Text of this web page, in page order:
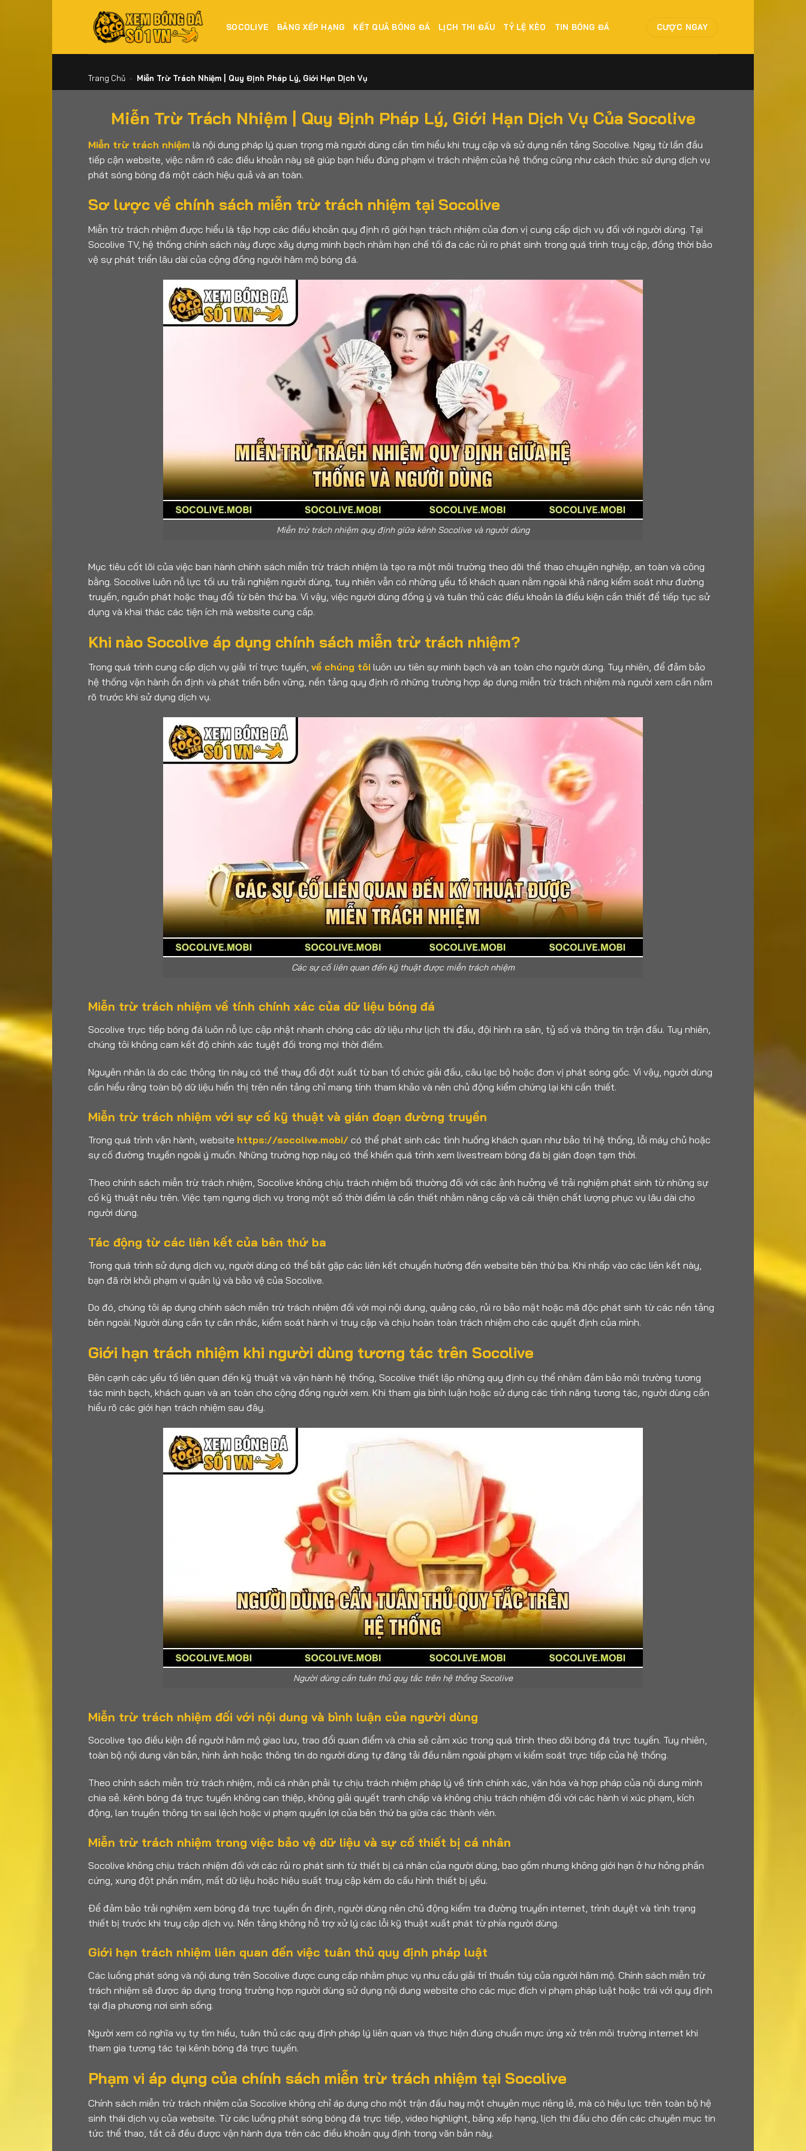
dung
SOCOLIVE BẢNG XẾP HẠNG KẾT QUẢ BÓNG ĐÁ LỊCH THI ĐẤU TỶ LỆ KÈO TIN BÓNG ĐÁ CƯỢC NGAY
Trang Chủ - Miễn Trừ Trách Nhiệm | Quy Định Pháp Lý, Giới Hạn Dịch Vụ
Miễn Trừ Trách Nhiệm | Quy Định Pháp Lý, Giới Hạn Dịch Vụ Của Socolive
Miễn trừ trách nhiệm là nội dung pháp lý quan trọng mà người dùng cần tìm hiểu khi truy cập và sử dụng nền tảng Socolive. Ngay từ lần đầu
tiếp cận website, việc nắm rõ các điều khoản này sẽ giúp bạn hiểu đúng phạm vi trách nhiệm của hệ thống cũng như cách thức sử dụng dịch vụ
phát sóng bóng đá một cách hiệu quả và an toàn.
Sơ lược về chính sách miễn trừ trách nhiệm tại Socolive
Miễn trừ trách nhiệm được hiểu là tập hợp các điều khoản quy định rõ giới hạn trách nhiệm của đơn vị cung cấp dịch vụ đối với người dùng. Tại
Socolive TV, hệ thống chính sách này được xây dựng minh bạch nhằm hạn chế tối đa các rủi ro phát sinh trong quá trình truy cập, đồng thời bảo
vệ sự phát triển lâu dài của cộng đồng người hâm mộ bóng đá.
Miễn trừ trách nhiệm quy định giữa kênh Socolive và người dùng
Mục tiêu cốt lõi của việc ban hành chính sách miễn trừ trách nhiệm là tạo ra một môi trường theo dõi thể thao chuyên nghiệp, an toàn và công
bằng. Socolive luôn nỗ lực tối ưu trải nghiệm người dùng, tuy nhiên vẫn có những yếu tố khách quan nằm ngoài khả năng kiểm soát như đường
truyền, nguồn phát hoặc thay đổi từ bên thứ ba. Vì vậy, việc người dùng đồng ý và tuân thủ các điều khoản là điều kiện cần thiết để tiếp tục sử
dụng và khai thác các tiện ích mà website cung cấp.
Khi nào Socolive áp dụng chính sách miễn trừ trách nhiệm?
Trong quá trình cung cấp dịch vụ giải trí trực tuyến, về chúng tôi luôn ưu tiên sự minh bạch và an toàn cho người dùng. Tuy nhiên, để đảm bảo
hệ thống vận hành ổn định và phát triển bền vững, nền tảng quy định rõ những trường hợp áp dụng miễn trừ trách nhiệm mà người xem cần nắm
rõ trước khi sử dụng dịch vụ.
Các sự cố liên quan đến kỹ thuật được miễn trách nhiệm
Miễn trừ trách nhiệm về tính chính xác của dữ liệu bóng đá
Socolive trực tiếp bóng đá luôn nỗ lực cập nhật nhanh chóng các dữ liệu như lịch thi đấu, đội hình ra sân, tỷ số và thông tin trận đấu. Tuy nhiên,
chúng tôi không cam kết độ chính xác tuyệt đối trong mọi thời điểm.
Nguyên nhân là do các thông tin này có thể thay đổi đột xuất từ ban tổ chức giải đấu, câu lạc bộ hoặc đơn vị phát sóng gốc. Vì vậy, người dùng
cần hiểu rằng toàn bộ dữ liệu hiển thị trên nền tảng chỉ mang tính tham khảo và nên chủ động kiểm chứng lại khi cần thiết.
Miễn trừ trách nhiệm với sự cố kỹ thuật và gián đoạn đường truyền
Trong quá trình vận hành, website https://socolive.mobi/ có thể phát sinh các tình huống khách quan như bảo trì hệ thống, lỗi máy chủ hoặc
sự cố đường truyền ngoài ý muốn. Những trường hợp này có thể khiến quá trình xem livestream bóng đá bị gián đoạn tạm thời.
Theo chính sách miễn trừ trách nhiệm, Socolive không chịu trách nhiệm bồi thường đối với các ảnh hưởng về trải nghiệm phát sinh từ những sự
cố kỹ thuật nêu trên. Việc tạm ngưng dịch vụ trong một số thời điểm là cần thiết nhằm nâng cấp và cải thiện chất lượng phục vụ lâu dài cho
người dùng.
Tác động từ các liên kết của bên thứ ba
Trong quá trình sử dụng dịch vụ, người dùng có thể bắt gặp các liên kết chuyển hướng đến website bên thứ ba. Khi nhấp vào các liên kết này,
bạn đã rời khỏi phạm vi quản lý và bảo vệ của Socolive.
Do đó, chúng tôi áp dụng chính sách miễn trừ trách nhiệm đối với mọi nội dung, quảng cáo, rủi ro bảo mật hoặc mã độc phát sinh từ các nền tảng
bên ngoài. Người dùng cần tự cân nhắc, kiểm soát hành vi truy cập và chịu hoàn toàn trách nhiệm cho các quyết định của mình.
Giới hạn trách nhiệm khi người dùng tương tác trên Socolive
Bên cạnh các yếu tố liên quan đến kỹ thuật và vận hành hệ thống, Socolive thiết lập những quy định cụ thể nhằm đảm bảo môi trường tương
tác minh bạch, khách quan và an toàn cho cộng đồng người xem. Khi tham gia bình luận hoặc sử dụng các tính năng tương tác, người dùng cần
hiểu rõ các giới hạn trách nhiệm sau đây.
Người dùng cần tuân thủ quy tắc trên hệ thống Socolive
Miễn trừ trách nhiệm đối với nội dung và bình luận của người dùng
Socolive tạo điều kiện để người hâm mộ giao lưu, trao đổi quan điểm và chia sẻ cảm xúc trong quá trình theo dõi bóng đá trực tuyến. Tuy nhiên,
toàn bộ nội dung văn bản, hình ảnh hoặc thông tin do người dùng tự đăng tải đều nằm ngoài phạm vi kiểm soát trực tiếp của hệ thống.
Theo chính sách miễn trừ trách nhiệm, mỗi cá nhân phải tự chịu trách nhiệm pháp lý về tính chính xác, văn hóa và hợp pháp của nội dung mình
chia sẻ. kênh bóng đá trực tuyến không can thiệp, không giải quyết tranh chấp và không chịu trách nhiệm đối với các hành vi xúc phạm, kích
động, lan truyền thông tin sai lệch hoặc vi phạm quyền lợi của bên thứ ba giữa các thành viên.
Miễn trừ trách nhiệm trong việc bảo vệ dữ liệu và sự cố thiết bị cá nhân
Socolive không chịu trách nhiệm đối với các rủi ro phát sinh từ thiết bị cá nhân của người dùng, bao gồm nhưng không giới hạn ở hư hỏng phần
cứng, xung đột phần mềm, mất dữ liệu hoặc hiệu suất truy cập kém do cấu hình thiết bị yếu.
Để đảm bảo trải nghiệm xem bóng đá trực tuyến ổn định, người dùng nên chủ động kiểm tra đường truyền internet, trình duyệt và tình trạng
thiết bị trước khi truy cập dịch vụ. Nền tảng không hỗ trợ xử lý các lỗi kỹ thuật xuất phát từ phía người dùng.
Giới hạn trách nhiệm liên quan đến việc tuân thủ quy định pháp luật
Các luồng phát sóng và nội dung trên Socolive được cung cấp nhằm phục vụ nhu cầu giải trí thuần túy của người hâm mộ. Chính sách miễn trừ
trách nhiệm sẽ được áp dụng trong trường hợp người dùng sử dụng nội dung website cho các mục đích vi phạm pháp luật hoặc trái với quy định
tại địa phương nơi sinh sống.
Người xem có nghĩa vụ tự tìm hiểu, tuân thủ các quy định pháp lý liên quan và thực hiện đúng chuẩn mực ứng xử trên môi trường internet khi
tham gia tương tác tại kênh bóng đá trực tuyến.
Phạm vi áp dụng của chính sách miễn trừ trách nhiệm tại Socolive
Chính sách miễn trừ trách nhiệm của Socolive không chỉ áp dụng cho một trận đấu hay một chuyên mục riêng lẻ, mà có hiệu lực trên toàn bộ hệ
sinh thái dịch vụ của website. Từ các luồng phát sóng bóng đá trực tiếp, video highlight, bảng xếp hạng, lịch thi đấu cho đến các chuyên mục tin
tức thể thao, tất cả đều được vận hành dựa trên các điều khoản quy định trong văn bản này.